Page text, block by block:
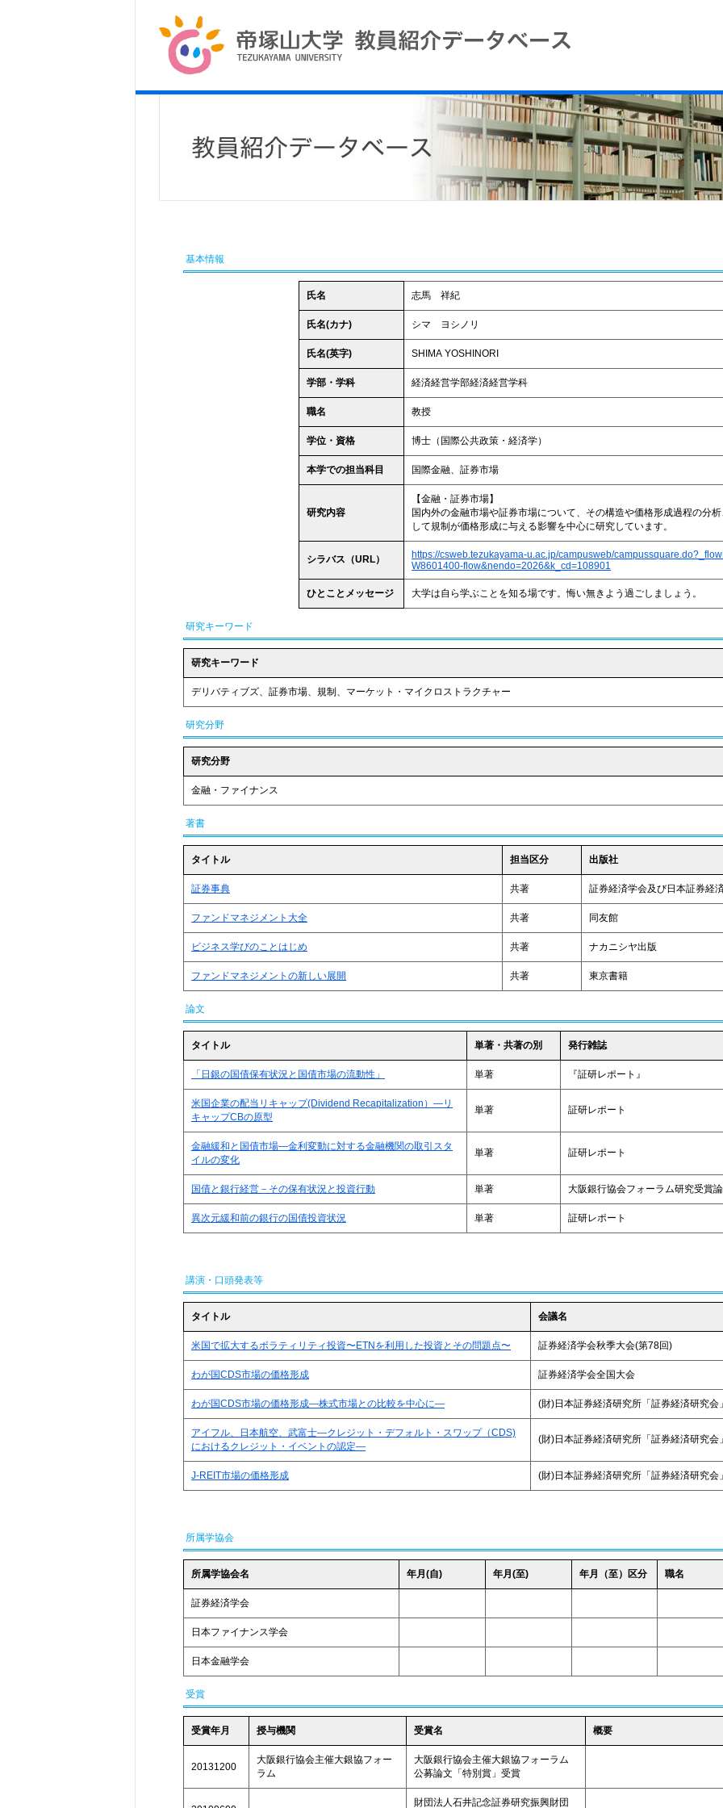
基本情報
氏名 志馬 祥紀
氏名(カナ) シマ ヨシノリ
氏名(英字) SHIMA YOSHINORI
学部・学科 経済経営学部経済経営学科
職名 教授
学位・資格 博士（国際公共政策・経済学）
本学での担当科目 国際金融、証券市場
研究内容
【金融・証券市場】
国内外の金融市場や証券市場について、その構造や価格形成過程の分析
して規制が価格形成に与える影響を中心に研究しています。
シラバス（URL）
https://csweb.tezukayama-u.ac.jp/campusweb/
W8601400-flow&nendo=2026&k_cd=108901
ひとことメッセージ 大学は自ら学ぶことを知る場です。悔い無きよう過ごしましょう。
研究キーワード
研究キーワード
デリバティブズ、証券市場、規制、マーケット・マイクロストラクチャー
研究分野
研究分野
金融・ファイナンス
著書
タイトル 担当区分 出版社
証券事典 共著 証券経済学会及び日本証券経
ファンドマネジメント大全 共著 同友館
ビジネス学びのことはじめ 共著 ナカニシヤ出版
ファンドマネジメントの新しい展開 共著 東京書籍
論文
タイトル 単著・共著の別 発行雑誌
「日銀の国債保有状況と国債市場の流動性」 単著 『証研レポート』
米国企業の配当リキャップ(Dividend Recapitalization）―リ
キャップCBの原型
単著 証研レポート
金融緩和と国債市場―金利変動に対する金融機関の取引スタ
イルの変化
単著 証研レポート
国債と銀行経営－その保有状況と投資行動 単著 大阪銀行協会フォーラム研究受賞
異次元緩和前の銀行の国債投資状況 単著 証研レポート
講演・口頭発表等
タイトル 会議名
米国で拡大するボラティリティ投資〜ETNを利用した投資とその問題点〜 証券経済学会秋季大会(第78回)
わが国CDS市場の価格形成 証券経済学会全国大会
わが国CDS市場の価格形成―株式市場との比較を中心に― (財)日本証券経済研究所「証券経済研究会」
アイフル、日本航空、武富士―クレジット・デフォルト・スワップ（CDS)
におけるクレジット・イベントの認定―
(財)日本証券経済研究所「証券経済研究会」
J-REIT市場の価格形成 (財)日本証券経済研究所「証券経済研究会」
所属学協会
所属学協会名 年月(自) 年月(至) 年月（至）区分 職名
証券経済学会
日本ファイナンス学会
日本金融学会
受賞
受賞年月 授与機関 受賞名 概要
20131200
大阪銀行協会主催大銀協フォー
ラム
大阪銀行協会主催大銀協フォーラム
公募論文「特別賞」受賞
財団法人石井記念証券研究振興財団